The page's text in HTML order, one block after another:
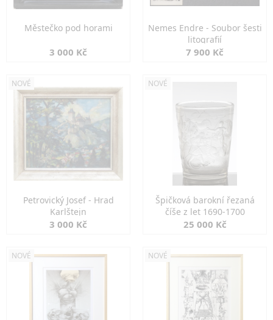
Městečko pod horami
3 000 Kč
Nemes Endre - Soubor šesti
litografií
7 900 Kč
NOVÉ
Petrovický Josef - Hrad
Karlštejn
3 000 Kč
NOVÉ
Špičková barokní řezaná
číše z let 1690-1700
25 000 Kč
NOVÉ NOVÉ